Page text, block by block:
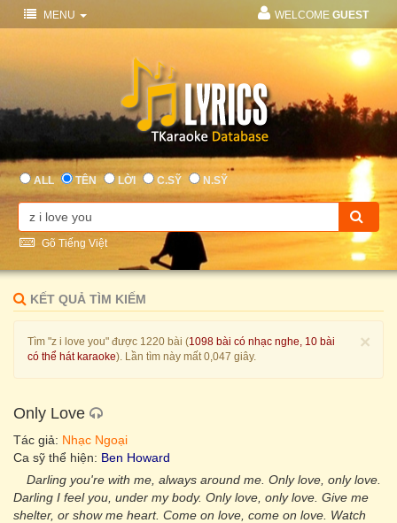
MENU WELCOME GUEST
ALL TÊN LỜI C.SỸ N.SỸ
Gõ Tiếng Việt
KẾT QUẢ TÌM KIẾM
×
Tìm "z i love you" được 1220 bài (1098 bài có nhạc nghe, 10 bài
có thể hát karaoke). Lần tìm này mất 0,047 giây.
Only Love
Tác giả: Nhạc Ngoại
Ca sỹ thể hiện: Ben Howard
Darling you're with me, always around me. Only love, only love.
Darling I feel you, under my body. Only love, only love. Give me
shelter, or show me heart. Come on love, come on love. Watch